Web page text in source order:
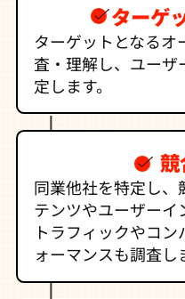
ターゲ
ターゲットとなるオ
査・理解し、ユー
定します。
競
同業他社を特定し、
テンツやユーザーイ
トラフィックやコ
ォーマンスも調査し